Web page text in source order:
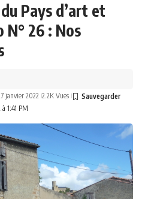
Pays d’art et
N° 26 : Nos
1:41 PM
janvier 2022 2.2K Vues